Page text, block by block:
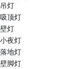
吊灯
吸顶灯
壁灯
小夜灯
落地灯
壁脚灯